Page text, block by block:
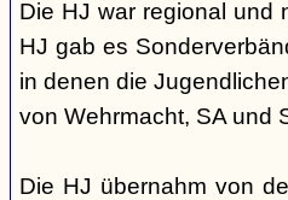
Die HJ war regional und
HJ gab es
in denen die
von Wehrmacht, SA und
Die HJ übernahm von